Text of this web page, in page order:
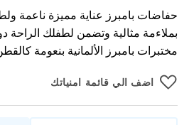
حفاضات بامبرز عناية مميزة ناعمة
بملاءمة مثالية وتضمن لطفلك
مختبرات بامبرز الألمانية بنعومة
اضف الي قائمة امنياتك